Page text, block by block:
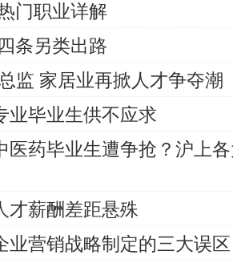
门职业详解
条另类出路
监 家居业再掀人才争夺潮
业毕业生供不应求
医药毕业生遭争抢？沪上
才薪酬差距悬殊
业营销战略制定的三大误区